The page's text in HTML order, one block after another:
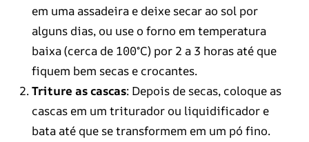
em uma assadeira e deixe secar ao sol por
alguns dias, ou use o forno em temperatura
baixa (cerca de 100°C) por 2 a 3 horas até que
fiquem bem secas e crocantes.
Triture as cascas: Depois de secas, coloque as
cascas em um triturador ou liquidificador e
bata até que se transformem em um pó fino.